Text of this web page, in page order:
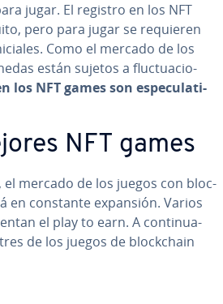
jugar. El registro en los NFT
pero para jugar se requieren
Como el mercado de los
están sujetos a flu­c­tua­cio­
los NFT games son es­pe­cu­la­ti­
NFT games
el mercado de los juegos con blo­c­
en constante expansión. Varios
el play to earn. A co­n­ti­nua­
de los juegos de blo­c­k­chain